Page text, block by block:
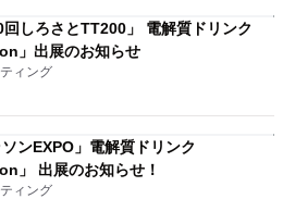
しろさとTT200」 電解質ドリンク
」出展のお知らせ
ィング
ンEXPO」電解質ドリンク
」 出展のお知らせ！
ィング